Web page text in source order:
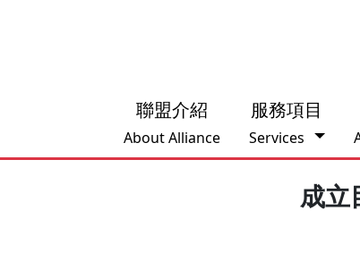
聯盟介紹
About Alliance
服務項目
Services
成